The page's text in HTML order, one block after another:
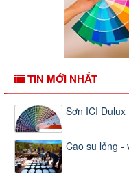
TIN MỚI NHẤT
Sơn ICI Dulux
Cao su lỏng -